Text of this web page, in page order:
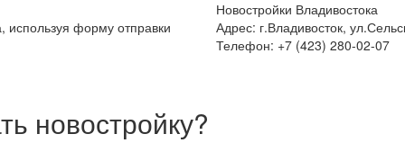
используя форму отправки
Новостройки Владивостока
Адрес: г.Владивосток,
Телефон: +7 (423) 280-02-07
новостройку?